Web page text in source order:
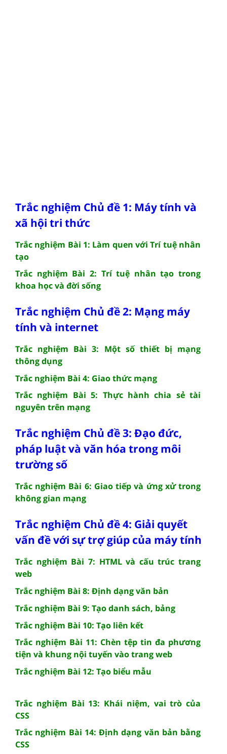
Trắc nghiệm Chủ đề 1: Máy tính và
xã hội tri thức
Trắc nghiệm Bài 1: Làm quen với Trí tuệ nhân
tạo
Trắc nghiệm Bài 2: Trí tuệ nhân tạo trong
khoa học và đời sống
Trắc nghiệm Chủ đề 2: Mạng máy
tính và internet
Trắc nghiệm Bài 3: Một số thiết bị mạng
thông dụng
Trắc nghiệm Bài 4: Giao thức mạng
Trắc nghiệm Bài 5: Thực hành chia sẻ tài
nguyên trên mạng
Trắc nghiệm Chủ đề 3: Đạo đức,
pháp luật và văn hóa trong môi
trường số
Trắc nghiệm Bài 6: Giao tiếp và ứng xử trong
không gian mạng
Trắc nghiệm Chủ đề 4: Giải quyết
vấn đề với sự trợ giúp của máy tính
Trắc nghiệm Bài 7: HTML và cấu trúc trang
web
Trắc nghiệm Bài 8: Định dạng văn bản
Trắc nghiệm Bài 9: Tạo danh sách, bảng
Trắc nghiệm Bài 10: Tạo liên kết
Trắc nghiệm Bài 11: Chèn tệp tin đa phương
tiện và khung nội tuyến vào trang web
Trắc nghiệm Bài 12: Tạo biểu mẫu
Trắc nghiệm Bài 13: Khái niệm, vai trò của
CSS
Trắc nghiệm Bài 14: Định dạng văn bản bằng
CSS